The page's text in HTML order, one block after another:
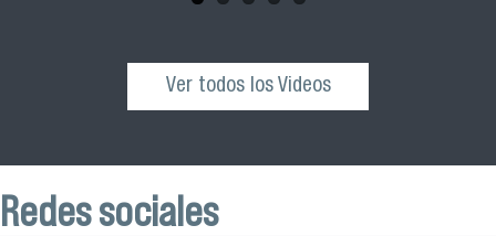
Ver todos los Videos
Redes sociales